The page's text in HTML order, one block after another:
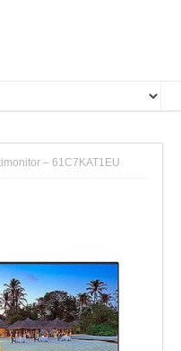
– 61C7KAT1EU